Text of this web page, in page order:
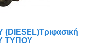
ΤΥΠΟΥ